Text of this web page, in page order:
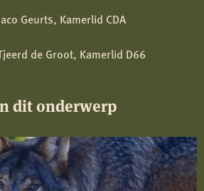
Geurts, Kamerlid CDA
de Groot, Kamerlid D66
dit onderwerp